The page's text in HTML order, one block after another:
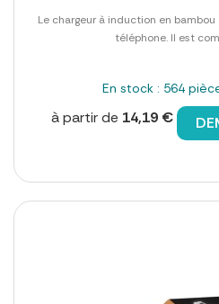
Le chargeur à induction en
téléphone. Il est
En stock : 564
à partir de 14,19 €